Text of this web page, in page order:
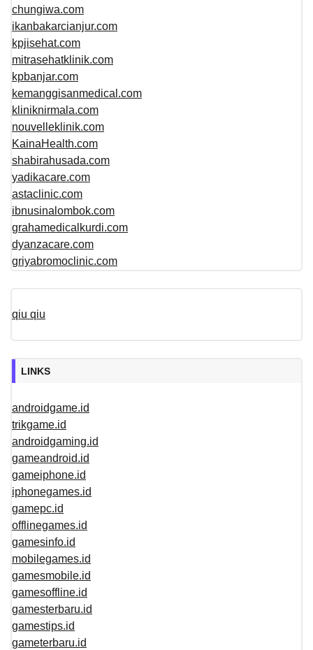
chungiwa.com
ikanbakarcianjur.com
kpjisehat.com
mitrasehatklinik.com
kpbanjar.com
kemanggisanmedical.com
kliniknirmala.com
nouvelleklinik.com
KainaHealth.com
shabirahusada.com
yadikacare.com
astaclinic.com
ibnusinalombok.com
grahamedicalkurdi.com
dyanzacare.com
griyabromoclinic.com
qiu qiu
LINKS
androidgame.id
trikgame.id
androidgaming.id
gameandroid.id
gameiphone.id
iphonegames.id
gamepc.id
offlinegames.id
gamesinfo.id
mobilegames.id
gamesmobile.id
gamesoffline.id
gamesterbaru.id
gamestips.id
gameterbaru.id